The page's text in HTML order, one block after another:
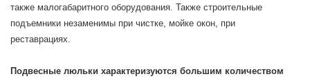
также малогабаритного оборудования. Также строительные
подъемники незаменимы при чистке, мойке окон, при
реставрациях.
Подвесные люльки характеризуются большим количеством